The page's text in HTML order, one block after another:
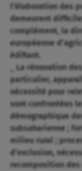
l’élaboration des
demeurent
complément, la
européenne
édifiant.
_ La rénovation
particulier,
nécessité pour
sont confrontées
démographique
subsaharienne ;
milieu rural ;
d’exclusion,
recomposition